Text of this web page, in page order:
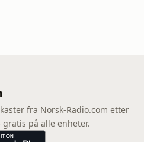
fra Norsk-Radio.com etter
på alle enheter.